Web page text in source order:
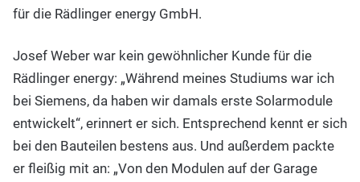
für die Rädlinger energy GmbH.
Josef Weber war kein gewöhnlicher Kunde für die
Rädlinger energy: „Während meines Studiums war ich
bei Siemens, da haben wir damals erste Solarmodule
entwickelt“, erinnert er sich. Entsprechend kennt er sich
bei den Bauteilen bestens aus. Und außerdem packte
er fleißig mit an: „Von den Modulen auf der Garage